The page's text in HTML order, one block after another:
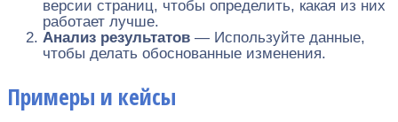
версии страниц, чтобы определить, какая из них
работает лучше.
Анализ результатов — Используйте данные,
чтобы делать обоснованные изменения.
Примеры и кейсы